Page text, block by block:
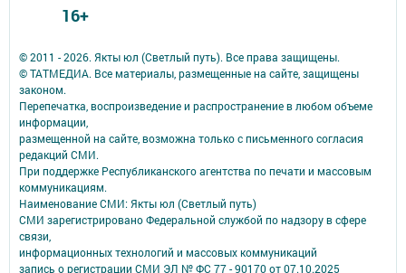
© 2011 - 2026. Якты юл (Светлый путь). Все права защищены.
© ТАТМЕДИА. Все материалы, размещенные на сайте, защищены
законом.
Перепечатка, воспроизведение и распространение в любом объеме
информации,
размещенной на сайте, возможна только с письменного согласия
редакций СМИ.
При поддержке Республиканского агентства по печати и массовым
коммуникациям.
Наименование СМИ: Якты юл (Светлый путь)
СМИ зарегистрировано Федеральной службой по надзору в сфере
связи,
информационных технологий и массовых коммуникаций
запись о регистрации СМИ ЭЛ № ФС 77 - 90170 от 07.10.2025
16+